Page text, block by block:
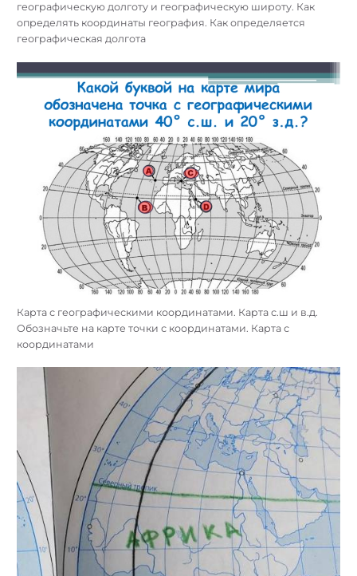
географическую долготу и географическую широту. Как
определять координаты география. Как определяется
географическая долгота
Карта с географическими координатами. Карта с.ш и в.д.
Обозначьте на карте точки с координатами. Карта с
координатами